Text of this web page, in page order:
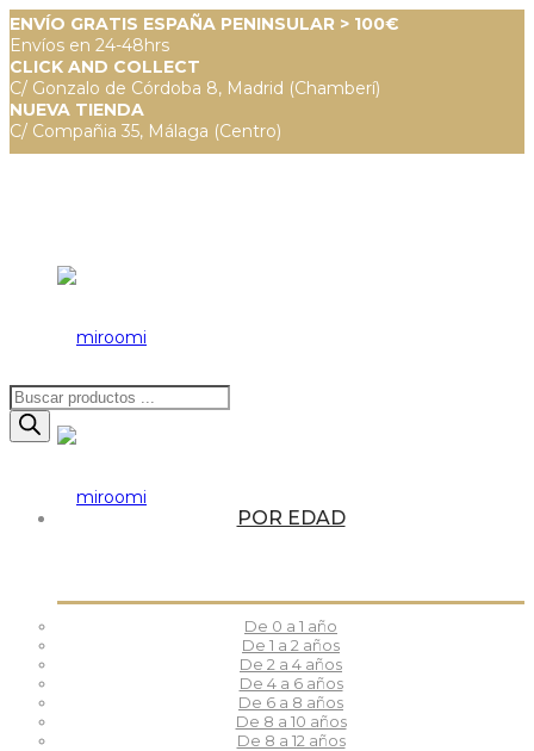
ENVÍO GRATIS ESPAÑA PENINSULAR > 100€
Envíos en 24-48hrs
CLICK AND COLLECT
C/ Gonzalo de Córdoba 8, Madrid (Chamberí)
NUEVA TIENDA
C/ Compañia 35, Málaga (Centro)
Búsqueda
de
productos
POR EDAD
De 0 a 1 año
De 1 a 2 años
De 2 a 4 años
De 4 a 6 años
De 6 a 8 años
De 8 a 10 años
De 8 a 12 años